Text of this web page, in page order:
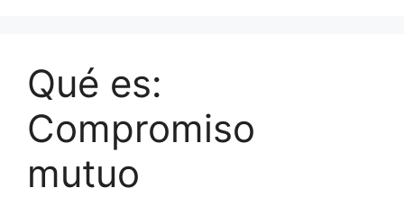
Qué es:
Compromiso
mutuo